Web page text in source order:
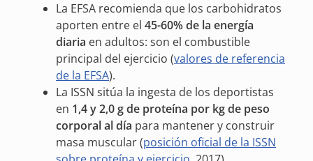
La EFSA recomienda que los carbohidratos
aporten entre el 45-60% de la energía
diaria en adultos: son el combustible
principal del ejercicio (valores de referencia
de la EFSA).
La ISSN sitúa la ingesta de los deportistas
en 1,4 y 2,0 g de proteína por kg de peso
corporal al día para mantener y construir
masa muscular (posición oficial de la ISSN